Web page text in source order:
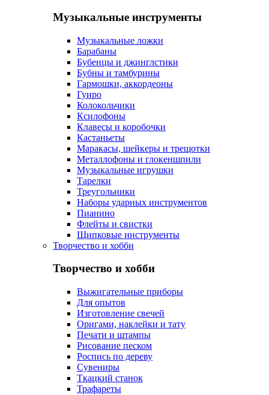
Музыкальные инструменты
Музыкальные ложки
Барабаны
Бубенцы и джинглстики
Бубны и тамбурины
Гармошки, аккордеоны
Гуиро
Колокольчики
Ксилофоны
Клавесы и коробочки
Кастаньеты
Маракасы, шейкеры и трещотки
Металлофоны и глокеншпили
Музыкальные игрушки
Тарелки
Треугольники
Наборы ударных инструментов
Пианино
Флейты и свистки
Щипковые инструменты
Творчество и хобби
Творчество и хобби
Выжигательные приборы
Для опытов
Изготовление свечей
Оригами, наклейки и тату
Печати и штампы
Рисование песком
Роспись по дереву
Сувениры
Ткацкий станок
Трафареты